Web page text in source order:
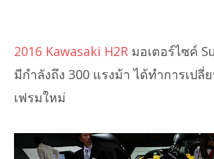
2016 Kawasaki H2R มอเตอร์ไซค์
มีกำลังถึง 300 แรงม้า ได้ทำการเป
เฟรมใหม่